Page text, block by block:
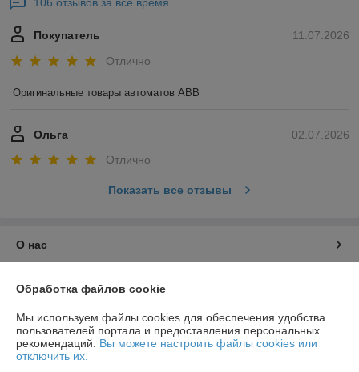
106 отзывов за всё время
11.07.2026
Покупатель
Отлично
Оригинальные товары автоматов ABB
02.07.2026
Ольга
Отлично
Показать все отзывы
О нас
Контакты
Доставка и оплата
График работы
Обработка файлов cookie
Мы используем файлы cookies для обеспечения удобства
пользователей портала и предоставления персональных
рекомендаций. Вы можете настроить файлы cookies или
отключить их.